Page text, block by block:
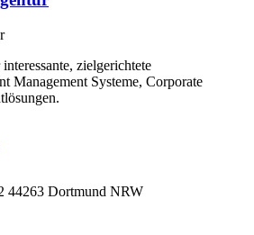
zielgerichtete
Management Systeme, Corporate
44263 Dortmund NRW